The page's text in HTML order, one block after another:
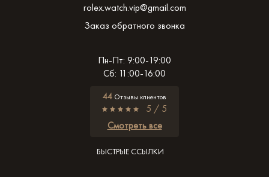
rolex.watch.vip@gmail.com
Заказ обратного звонка
Пн-Пт: 9:00-19:00
Сб: 11:00-16:00
44 Отзывы клиентов
5 / 5
Смотреть все
БЫСТРЫЕ ССЫЛКИ